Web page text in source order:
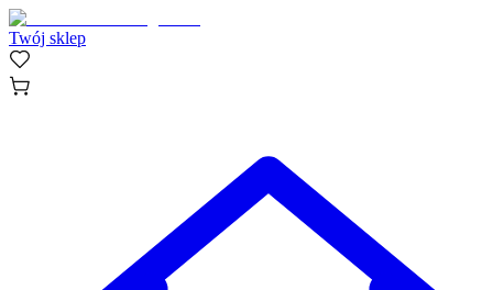
Twój sklep